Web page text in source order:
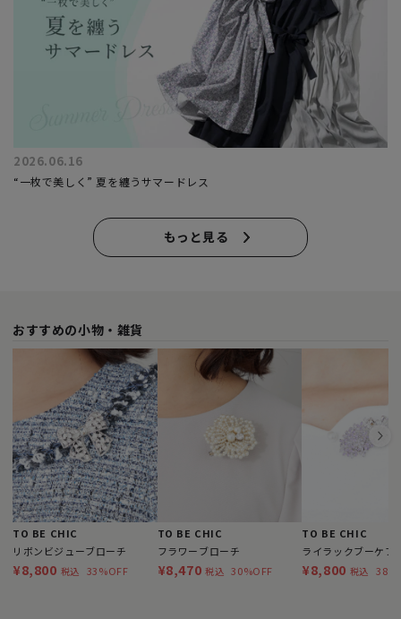
2026.06.16
“一枚で美しく” 夏を纏うサマードレス
もっと見る
おすすめの小物・雑貨
TO BE CHIC
リボンビジューブローチ
¥8,800 税込 33%OFF
TO BE CHIC
フラワーブローチ
¥8,470 税込 30%OFF
TO BE CHIC
ライラックブーケブ
¥8,800 税込